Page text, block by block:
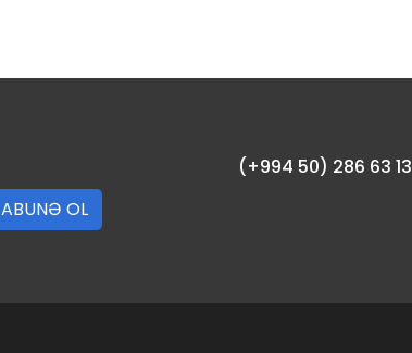
ABUNƏ OL
(+994 50) 286 63 13